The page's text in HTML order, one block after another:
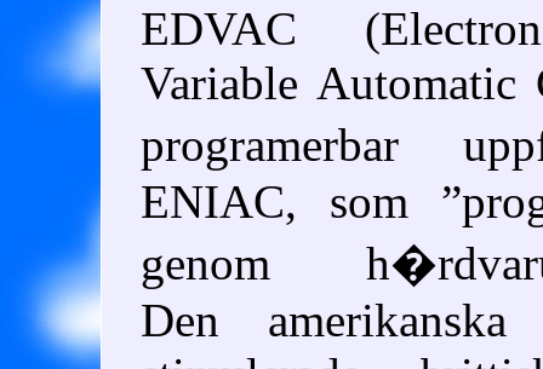
EDVAC
Variable Automatic
programerbar
ENIAC, som
genom
Den amerikanska